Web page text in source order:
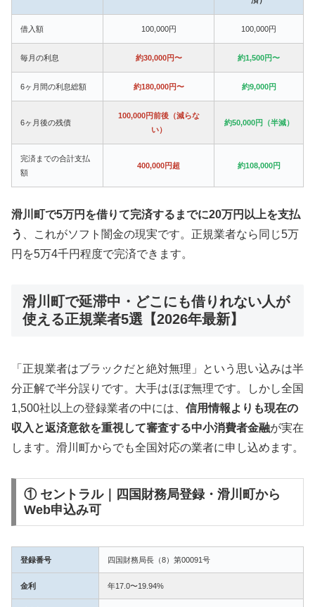
借入額 100,000円 100,000円
毎月の利息 約30,000円〜 約1,500円〜
6ヶ月間の利息総額 約180,000円〜 約9,000円
6ヶ月後の残債
100,000円前後（減らな
い）
約50,000円（半減）
完済までの合計支払
額
400,000円超 約108,000円
滑川町で5万円を借りて完済するまでに20万円以上を支払
う
、これがソフト闇金の現実です。正規業者なら同じ5万
円を5万4千円程度で完済できます。
滑川町で延滞中・どこにも借りれない人が
使える正規業者5選【2026年最新】
「正規業者はブラックだと絶対無理」という思い込みは半
分正解で半分誤りです。大手はほぼ無理です。しかし全国
1,500社以上の登録業者の中には、 信用情報よりも現在の
収入と返済意欲を重視して審査する中小消費者金融が実在
します。滑川町からでも全国対応の業者に申し込めます。
① セントラル｜四国財務局登録・滑川町から
Web申込み可
登録番号 四国財務局長（8）第00091号
金利 年17.0〜19.94%